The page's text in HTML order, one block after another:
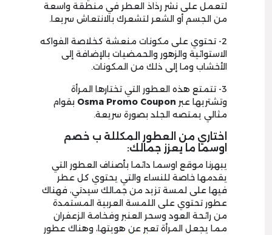
لتعمل على نشر رذاذ العطر في منطقة واسعة
من الجسم أو الشعر لتشعرك بالانتعاش سريعا.
2- تحتوي على مكونات منعشة كخلاصة الفواكه
الاستوائية والزهور والحمضيات بالإضافة إلى
الأخشاب وما إلى ذلك من المكونات.
3- تتمتع هذه العطور التي تختارها المرأة
وتشتريها عبر Osma Promo Coupon بقوام
مثالي يمتصه الجلد بصورة سريعة.
اختاري من العطور المكللة ب خصم
اوسما ما يعزز جمالك:
يبهرنا موقع اوسما دائما بأصناف العطور التي
يقدمها خاصة للنساء والتي يحتوي كل عطر
فيها على لمسة تزيد من جمالك سيدتي، فهناك
عطور تحتوي على اللمسة العربية المستمدة
من رائحة العود وسحر العنبر وفخامة الزعفران
مما يجعل المرأة تعبر عن هويتها، وهناك عطور